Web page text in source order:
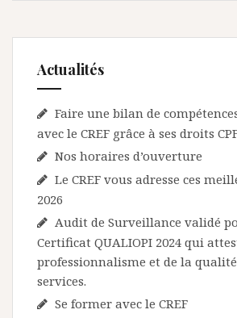
a
Actualités
Faire une bilan de
avec le CREF grâce à ses droits
Nos horaires d’ouverture
Le CREF vous adresse ces
2026
Audit de Surveillance validé
Certificat QUALIOPI 2024 qui
professionnalisme et de la
services.
Se former avec le CREF